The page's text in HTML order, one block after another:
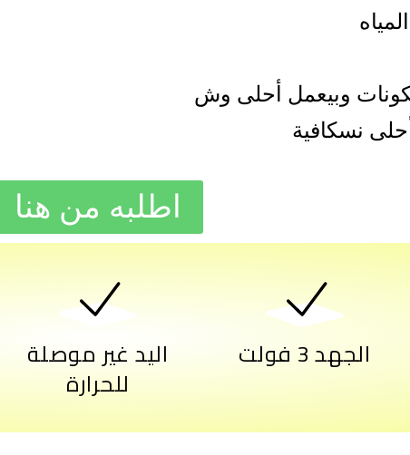
وبيعمل أحلى وش
نسكافية
اطلبه من هنا
اليد غير موصلة
للحرارة
الجهد 3 فولت